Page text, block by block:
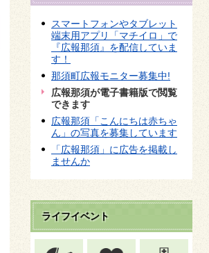
スマートフォンやタブレット
端末用アプリ「マチイロ」で
『広報那須』を配信していま
す！
那須町広報モニター募集中!
広報那須が電子書籍版で閲覧
できます
広報那須「こんにちは赤ちゃ
ん」の写真を募集しています
「広報那須」に広告を掲載し
ませんか
ライフイベント